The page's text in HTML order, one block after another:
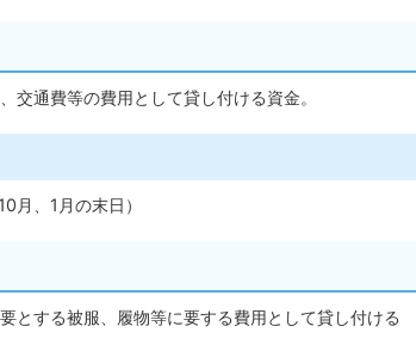
交通費等の費用として貸し付ける資金。
月、1月の末日）
とする被服、履物等に要する費用として貸し付ける